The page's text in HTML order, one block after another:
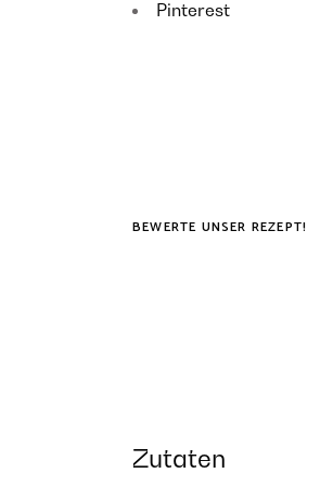
Pinterest
BEWERTE UNSER REZEPT!
Zutaten